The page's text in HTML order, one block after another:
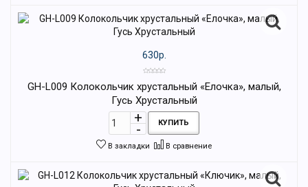
630р.
GH-L009 Колокольчик хрустальный «Елочка», малый,
Гусь Хрустальный
КУПИТЬ
В закладки В сравнение